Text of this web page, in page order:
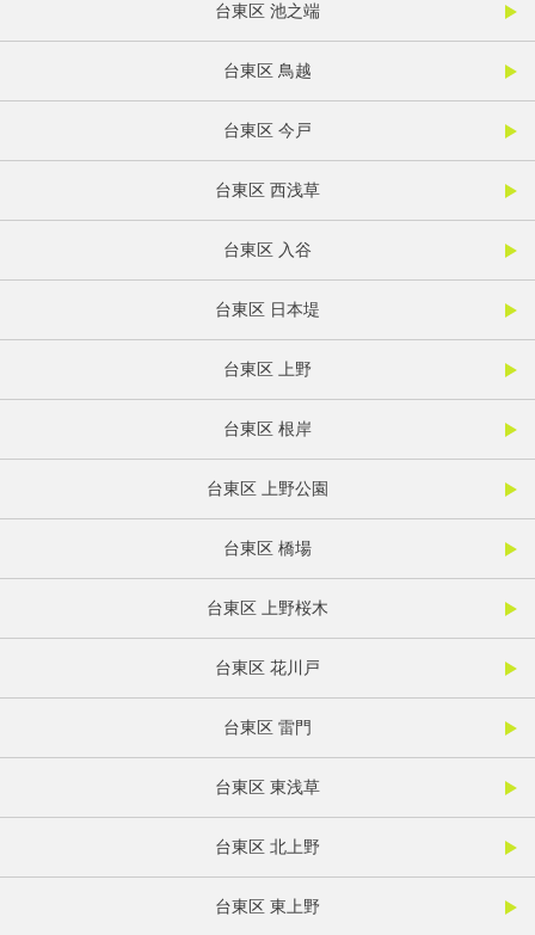
台東区 池之端
台東区 鳥越
台東区 今戸
台東区 西浅草
台東区 入谷
台東区 日本堤
台東区 上野
台東区 根岸
台東区 上野公園
台東区 橋場
台東区 上野桜木
台東区 花川戸
台東区 雷門
台東区 東浅草
台東区 北上野
台東区 東上野